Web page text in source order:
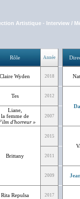
Artistique - Interview /
Rôle Année
Claire Wyden 2018
Tes 2012
Liane,
la femme de
d'horreur »
2007
Brittany
2015
2011
2009
Rita Repulsa 2017